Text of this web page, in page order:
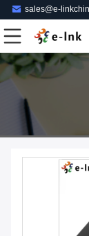
sales@e-